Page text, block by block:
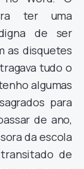
ter uma
de ser
as disquetes
tudo o
algumas
para
de ano,
da escola
de